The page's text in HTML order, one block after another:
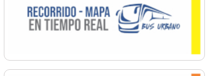
Ordenamiento
Promoción Social
Salud
Secretaría General